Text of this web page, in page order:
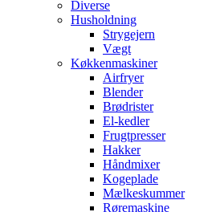
Diverse
Husholdning
Strygejern
Vægt
Køkkenmaskiner
Airfryer
Blender
Brødrister
El-kedler
Frugtpresser
Hakker
Håndmixer
Kogeplade
Mælkeskummer
Røremaskine